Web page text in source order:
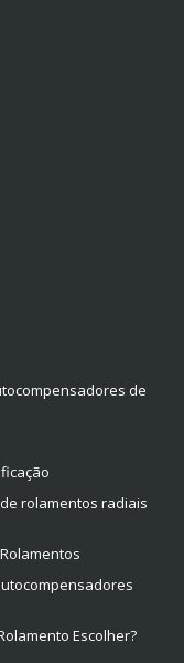
de
rolamentos radiais
Escolher?